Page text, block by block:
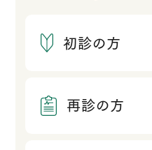
初診の方
再診の方